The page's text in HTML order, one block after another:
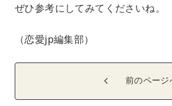
ぜひ参考にしてみてくださいね。
（恋愛jp編集部）
前のページ